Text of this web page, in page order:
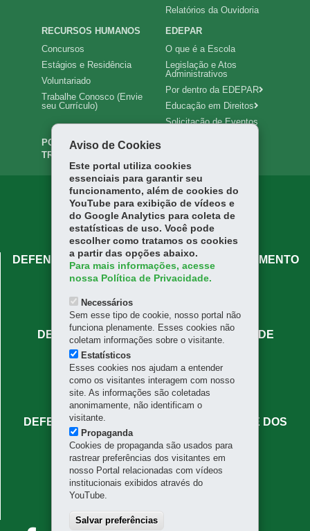
Relatórios da Ouvidoria
RECURSOS HUMANOS
Concursos
Estágios e Residência
Voluntariado
Trabalhe Conosco (Envie
seu Currículo)
EDEPAR
O que é a Escola
Legislação e Atos
Administrativos
Por dentro da EDEPAR
Educação em Direitos
Solicitação de Eventos
PORTAL DA
TRANSPARÊNCIA
DEFENSORIA PÚBLICA DO PARANÁ - ATENDIMENTO
CENTRAL
Rua José Bonifácio, 66 - Centro
80020-130-
DEFENSORIA PÚBLICA DO PARANÁ - SEDE
ADMINISTRATIVA
Rua Mateus Leme, 1908 - Centro Cívico
80530-010-Curitiba-PR MAPA
(41) 3313-7336
DEFENSORIA PÚBLICA DO PARANÁ - SEDE DOS
NÚCLEOS ESPECIALIZADOS
Rua Benjamin Lins, 779 - Batel
80420-100-Curitiba- PR MAPA
faleconosco@defensoria.pr.def.br
Aviso de Cookies
Este portal utiliza cookies
essenciais para garantir seu
funcionamento, além de cookies do
YouTube para exibição de vídeos e
do Google Analytics para coleta de
estatísticas de uso. Você pode
escolher como tratamos os cookies
a partir das opções abaixo.
Para mais informações, acesse
nossa Política de Privacidade.
Necessários
Sem esse tipo de cookie, nosso portal não
funciona plenamente. Esses cookies não
coletam informações sobre o visitante.
Estatísticos
Esses cookies nos ajudam a entender
como os visitantes interagem com nosso
site. As informações são coletadas
anonimamente, não identificam o
visitante.
Propaganda
Cookies de propaganda são usados para
rastrear preferências dos visitantes em
nosso Portal relacionadas com vídeos
institucionais exibidos através do
YouTube.
Salvar preferências